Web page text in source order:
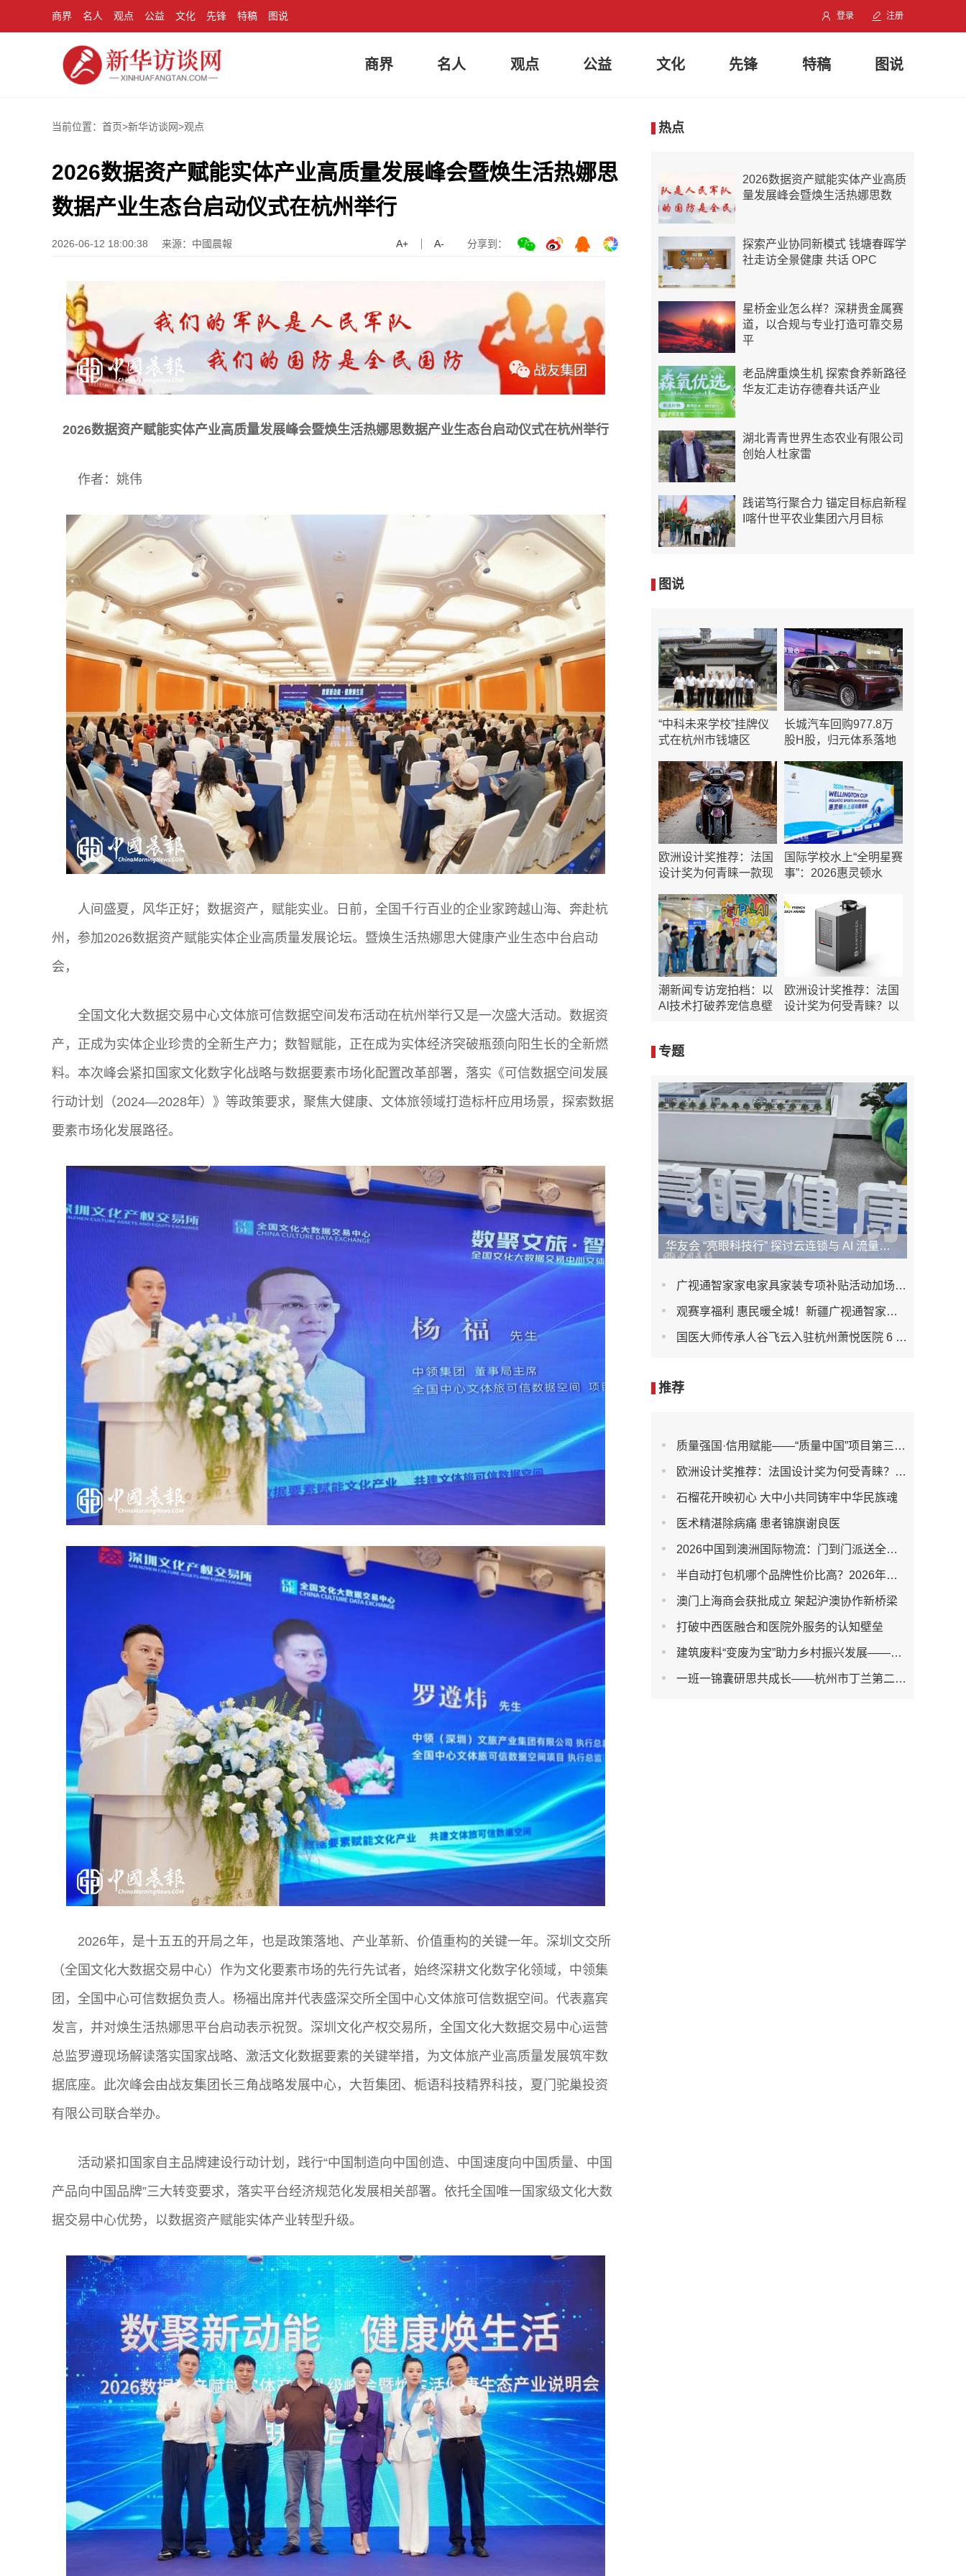
商界 名人 观点 公益 文化 先锋 特稿 图说 登录 注册
商界 名人 观点 公益 文化 先锋 特稿 图说
当前位置：首页>新华访谈网>观点
2026数据资产赋能实体产业高质量发展峰会暨焕生活热娜思
数据产业生态台启动仪式在杭州举行
2026-06-12 18:00:38 来源：中國晨報 分享到：
A+ A-
2026数据资产赋能实体产业高质量发展峰会暨焕生活热娜思数据产业生态台启动仪式在杭州举行
作者：姚伟
人间盛夏，风华正好；数据资产，赋能实业。日前，全国千行百业的企业家跨越山海、奔赴杭
州，参加2026数据资产赋能实体企业高质量发展论坛。暨焕生活热娜思大健康产业生态中台启动
会，
全国文化大数据交易中心文体旅可信数据空间发布活动在杭州举行又是一次盛大活动。数据资
产，正成为实体企业珍贵的全新生产力；数智赋能，正在成为实体经济突破瓶颈向阳生长的全新燃
料。本次峰会紧扣国家文化数字化战略与数据要素市场化配置改革部署，落实《可信数据空间发展
行动计划（2024—2028年）》等政策要求，聚焦大健康、文体旅领域打造标杆应用场景，探索数据
要素市场化发展路径。
2026年，是十五五的开局之年，也是政策落地、产业革新、价值重构的关键一年。深圳文交所
（全国文化大数据交易中心）作为文化要素市场的先行先试者，始终深耕文化数字化领域，中领集
团，全国中心可信数据负责人。杨福出席并代表盛深交所全国中心文体旅可信数据空间。代表嘉宾
发言，并对焕生活热娜思平台启动表示祝贺。深圳文化产权交易所，全国文化大数据交易中心运营
总监罗遵现场解读落实国家战略、激活文化数据要素的关键举措，为文体旅产业高质量发展筑牢数
据底座。此次峰会由战友集团长三角战略发展中心，大哲集团、栀语科技精界科技，夏门驼巢投资
有限公司联合举办。
活动紧扣国家自主品牌建设行动计划，践行“中国制造向中国创造、中国速度向中国质量、中国
产品向中国品牌”三大转变要求，落实平台经济规范化发展相关部署。依托全国唯一国家级文化大数
据交易中心优势，以数据资产赋能实体产业转型升级。
热点
2026数据资产赋能实体产业高质
量发展峰会暨焕生活热娜思数
探索产业协同新模式 钱塘春晖学
社走访全景健康 共话 OPC
星桥金业怎么样？深耕贵金属赛
道，以合规与专业打造可靠交易
平
老品牌重焕生机 探索食养新路径
华友汇走访存德春共话产业
湖北青青世界生态农业有限公司
创始人杜家雷
践诺笃行聚合力 锚定目标启新程
I喀什世平农业集团六月目标
图说
“中科未来学校”挂牌仪
式在杭州市钱塘区
长城汽车回购977.8万
股H股，归元体系落地
欧洲设计奖推荐：法国
设计奖为何青睐一款现
国际学校水上“全明星赛
事”：2026惠灵顿水
潮新闻专访宠拍档：以
AI技术打破养宠信息壁
欧洲设计奖推荐：法国
设计奖为何受青睐？以
专题
华友会 “亮眼科技行” 探讨云连锁与 AI 流量新密码
广视通智家家电家具家装专项补贴活动加场来袭
观赛享福利 惠民暖全城！新疆广视通智家携手新扬电器倾情助力2026“同心杯”疆超足球赛
国医大师传承人谷飞云入驻杭州萧悦医院 6 月 13 日开诊服务萧山滨江群众
推荐
质量强国·信用赋能——“质量中国”项目第三期成都茶叙会成功举行
欧洲设计奖推荐：法国设计奖为何受青睐？以Santoker SK咖啡烟雾净化器为例
石榴花开映初心 大中小共同铸牢中华民族魂
医术精湛除病痛 患者锦旗谢良医
2026中国到澳洲国际物流：门到门派送全攻略，省心直达！
半自动打包机哪个品牌性价比高？2026年源头厂家怎么选才不踩坑！
澳门上海商会获批成立 架起沪澳协作新桥梁
打破中西医融合和医院外服务的认知壁垒
建筑废料“变废为宝”助力乡村振兴发展——大学生创新团队赴第二师铁门关市住建局开展调查研究
一班一锦囊研思共成长——杭州市丁兰第二幼儿园飞行调研系列活动